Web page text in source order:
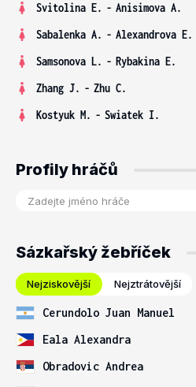
Svitolina E. - Anisimova A.
Sabalenka A. - Alexandrova E.
Samsonova L. - Rybakina E.
Zhang J. - Zhu C.
Kostyuk M. - Swiatek I.
Profily hráčů
Sázkařský žebříček
Nejziskovější Nejztrátovější
Cerundolo Juan Manuel
Eala Alexandra
Obradovic Andrea